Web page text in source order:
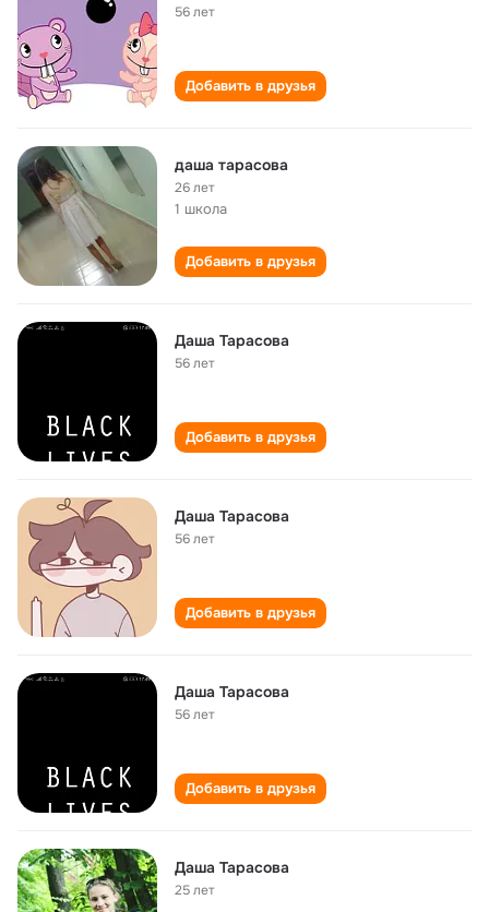
56 лет
Добавить в друзья
даша тарасова
26 лет
1 школа
Добавить в друзья
Даша Тарасова
56 лет
Добавить в друзья
Даша Тарасова
56 лет
Добавить в друзья
Даша Тарасова
56 лет
Добавить в друзья
Даша Тарасова
25 лет